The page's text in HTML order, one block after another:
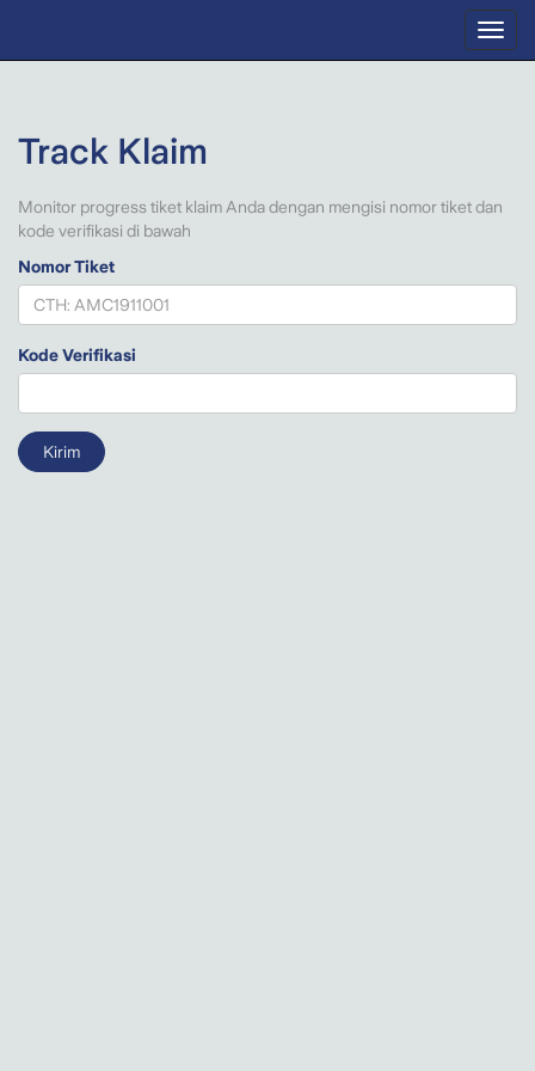
Track Klaim
Monitor progress tiket klaim Anda dengan mengisi nomor tiket dan
kode verifikasi di bawah
Nomor Tiket
Kode Verifikasi
Kirim